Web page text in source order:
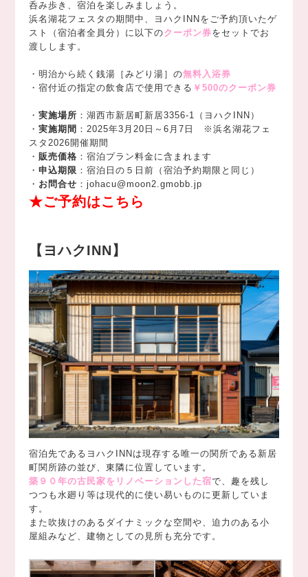
呑み歩き、宿泊を楽しみましょう。
浜名湖花フェスタの期間中、ヨハクINNをご予約頂いたゲ
スト（宿泊者全員分）に以下のクーポン券をセットでお
渡しします。
・明治から続く銭湯［みどり湯］の無料入浴券
・宿付近の指定の飲食店で使用できる ￥500のクーポン券
・実施場所 ：湖西市新居町新居3356-1（ヨハクINN）
・実施期間 ：2025年3月20日～6月7日 ※浜名湖花フェ
スタ2026開催期間
・販売価格 ：宿泊プラン料金に含まれます
・申込期限 ：宿泊日の５日前（宿泊予約期限と同じ）
・ お問合せ ：johacu@moon2.gmobb.jp
★ご予約はこちら
【ヨハクINN】
宿泊先であるヨハクINNは現存する唯一の関所である新居
町関所跡の並び、東隣に位置しています。
築９０年の古民家をリノベーションした宿で、趣を残し
つつも水廻り等は現代的に使い易いものに更新していま
す。
また吹抜けのあるダイナミックな空間や、迫力のある小
屋組みなど、建物としての見所も充分です。